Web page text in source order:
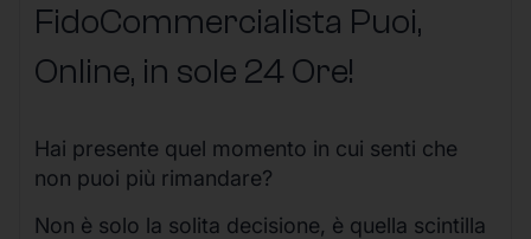
FidoCommercialista Puoi,
Online, in sole 24 Ore!
Hai presente quel momento in cui senti che
non puoi più rimandare?
Non è solo la solita decisione, è quella scintilla